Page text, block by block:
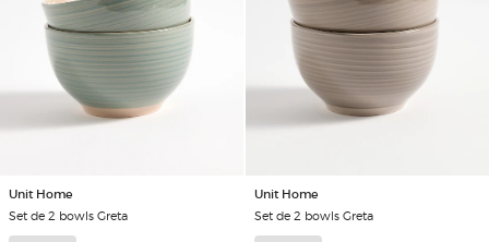
Unit Home
Set de 2 bowls Greta
Unit Home
Set de 2 bowls Greta